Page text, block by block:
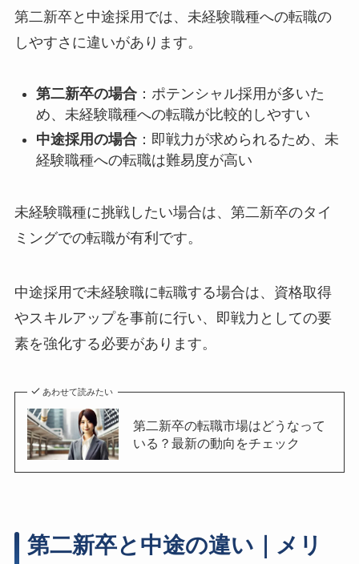
第二新卒と中途採用では、未経験職種への転職の
しやすさに違いがあります。
第二新卒の場合：ポテンシャル採用が多いた
め、未経験職種への転職が比較的しやすい
中途採用の場合：即戦力が求められるため、未
経験職種への転職は難易度が高い
未経験職種に挑戦したい場合は、第二新卒のタイ
ミングでの転職が有利です。
中途採用で未経験職に転職する場合は、資格取得
やスキルアップを事前に行い、即戦力としての要
素を強化する必要があります。
あわせて読みたい
第二新卒の転職市場はどうなって
いる？最新の動向をチェック
第二新卒と中途の違い｜メリ